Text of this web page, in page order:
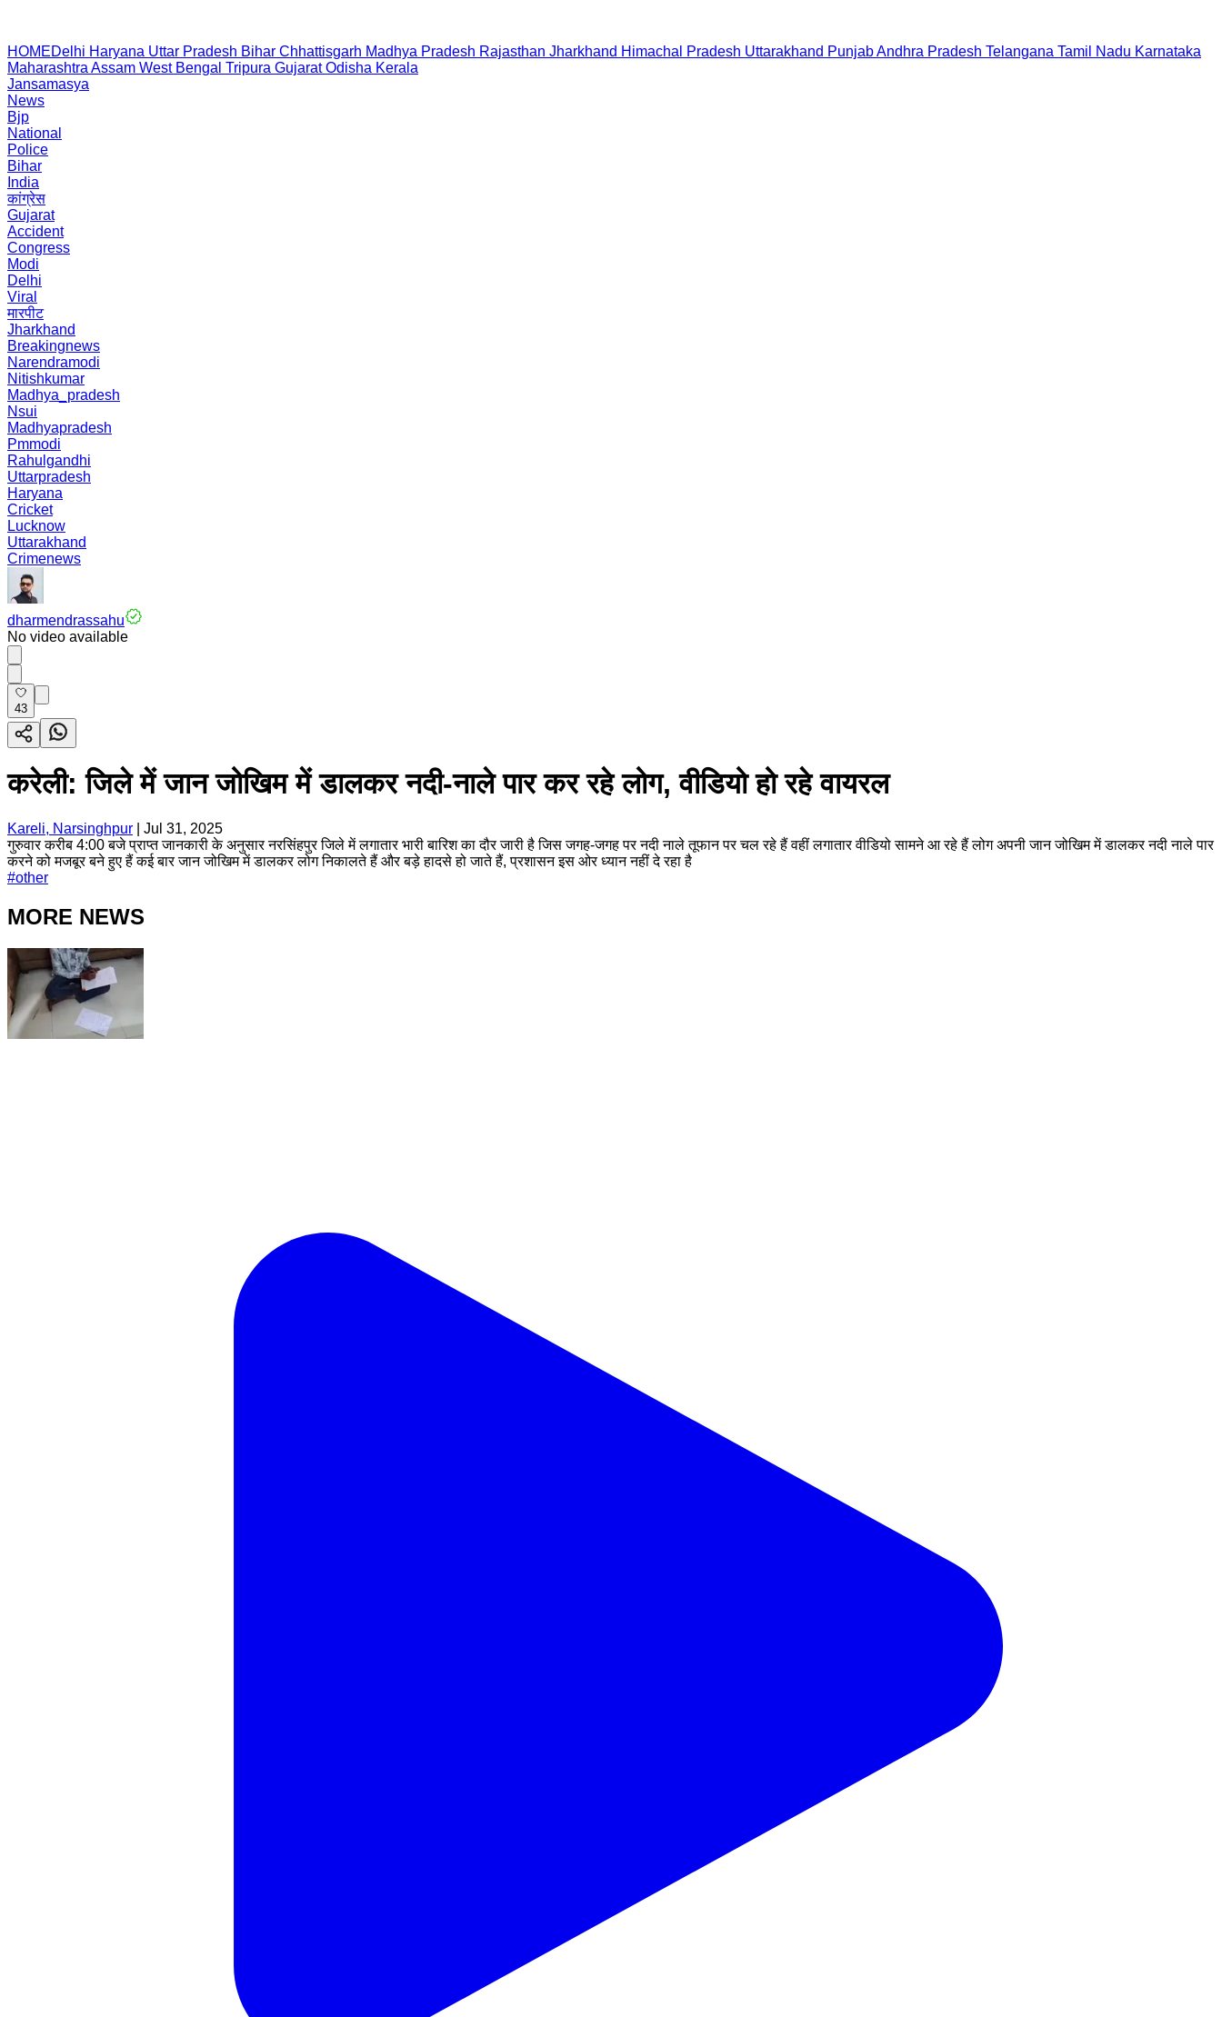
HOMEDelhi Haryana Uttar Pradesh Bihar Chhattisgarh Madhya Pradesh Rajasthan Jharkhand Himachal Pradesh Uttarakhand PunjabAndhra Pradesh Telangana Tamil Nadu Karnataka
Maharashtra Assam West Bengal Tripura Gujarat Odisha Kerala
Jansamasya
News
Bjp
National
Police
Bihar
India
कांग्रेस
Gujarat
Accident
Congress
Modi
Delhi
Viral
मारपीट
Jharkhand
Breakingnews
Narendramodi
Nitishkumar
Madhya_pradesh
Nsui
Madhyapradesh
Pmmodi
Rahulgandhi
Uttarpradesh
Haryana
Cricket
Lucknow
Uttarakhand
Crimenews
dharmendrassahu
No video available
43
करेली: जिले में जान जोखिम में डालकर नदी-नाले पार कर रहे लोग, वीडियो हो रहे वायरल
Kareli, Narsinghpur
Jul 31, 2025
गुरुवार करीब 4:00 बजे प्राप्त जानकारी के अनुसार नरसिंहपुर जिले में लगातार भारी बारिश का दौर जारी है जिस जगह-जगह पर नदी नाले तूफान पर चल रहे हैं वहीं लगातार वीडियो सामने आ रहे हैं लोग अपनी जान जोखिम में डालकर नदी नाले पार
करने को मजबूर बने हुए हैं कई बार जान जोखिम में डालकर लोग निकालते हैं और बड़े हादसे हो जाते हैं, प्रशासन इस ओर ध्यान नहीं दे रहा है
#other
MORE NEWS